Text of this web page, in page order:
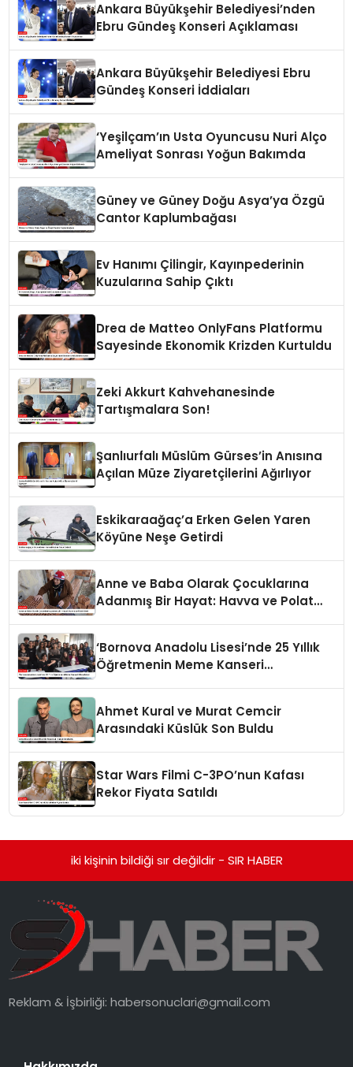
Ankara Büyükşehir Belediyesi’nden
Ebru Gündeş Konseri Açıklaması
Ankara Büyükşehir Belediyesi Ebru
Gündeş Konseri İddiaları
‘Yeşilçam’ın Usta Oyuncusu Nuri Alço
Ameliyat Sonrası Yoğun Bakımda
Güney ve Güney Doğu Asya’ya Özgü
Cantor Kaplumbağası
Ev Hanımı Çilingir, Kayınpederinin
Kuzularına Sahip Çıktı
Drea de Matteo OnlyFans Platformu
Sayesinde Ekonomik Krizden Kurtuldu
Zeki Akkurt Kahvehanesinde
Tartışmalara Son!
Şanlıurfalı Müslüm Gürses’in Anısına
Açılan Müze Ziyaretçilerini Ağırlıyor
Eskikaraağaç’a Erken Gelen Yaren
Köyüne Neşe Getirdi
Anne ve Baba Olarak Çocuklarına
Adanmış Bir Hayat: Havva ve Polat
‘Bornova Anadolu Lisesi’nde 25 Yıllık
Öğretmenin Meme Kanseri
Ahmet Kural ve Murat Cemcir
Arasındaki Küslük Son Buldu
Star Wars Filmi C-3PO’nun Kafası
Rekor Fiyata Satıldı
iki kişinin bildiği sır değildir - SIR HABER
Reklam & İşbirliği:habersonuclari@gmail.com